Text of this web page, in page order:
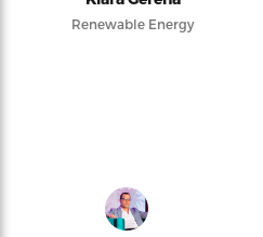
Renewable Energy